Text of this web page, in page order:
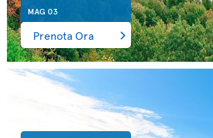
MAG 03
Prenota Ora